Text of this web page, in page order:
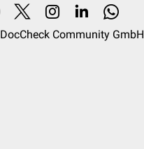
DocCheck Community GmbH